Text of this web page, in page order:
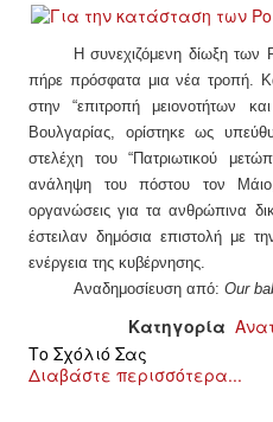
Η συνεχιζόμενη δίωξη των
πήρε πρόσφατα μια νέα τροπή.
στην “επιτροπή μειονοτήτων
Βουλγαρίας, ορίστηκε ως
στελέχη του “Πατριωτικού
ανάληψη του πόστου τον
οργανώσεις για τα ανθρώπινα
έστειλαν δημόσια επιστολή με
ενέργεια της κυβέρνησης.
Αναδημοσίευση από: Our
Κατηγορία
Το Σχόλιό Σας
Διαβάστε περισσότερα...